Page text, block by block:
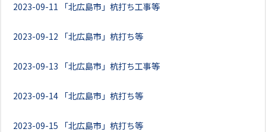
2023-09-11 「北広島市」杭打ち工事等
2023-09-12 「北広島市」杭打ち等
2023-09-13 「北広島市」杭打ち工事等
2023-09-14 「北広島市」杭打ち等
2023-09-15 「北広島市」杭打ち等